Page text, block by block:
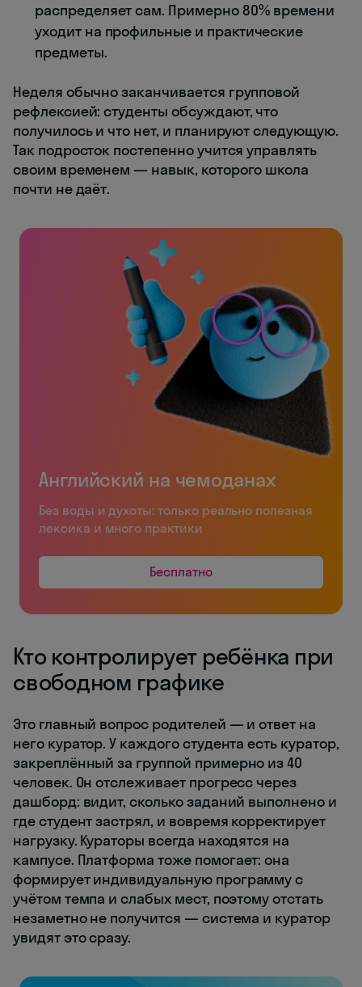
распределяет сам. Примерно 80% времени
уходит на профильные и практические
предметы.
Неделя обычно заканчивается групповой
рефлексией: студенты обсуждают, что
получилось и что нет, и планируют следующую.
Так подросток постепенно учится управлять
своим временем — навык, которого школа
почти не даёт.
Английский на чемоданах
Без воды и духоты: только реально полезная
лексика и много практики
Бесплатно
Кто контролирует ребёнка при
свободном графике
Это главный вопрос родителей — и ответ на
него куратор. У каждого студента есть куратор,
закреплённый за группой примерно из 40
человек. Он отслеживает прогресс через
дашборд: видит, сколько заданий выполнено и
где студент застрял, и вовремя корректирует
нагрузку. Кураторы всегда находятся на
кампусе. Платформа тоже помогает: она
формирует индивидуальную программу с
учётом темпа и слабых мест, поэтому отстать
незаметно не получится — система и куратор
увидят это сразу.